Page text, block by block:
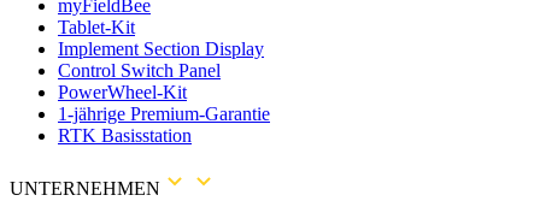
myFieldBee
Tablet-Kit
Implement Section Display
Control Switch Panel
PowerWheel-Kit
1-jährige Premium-Garantie
RTK Basisstation
UNTERNEHMEN